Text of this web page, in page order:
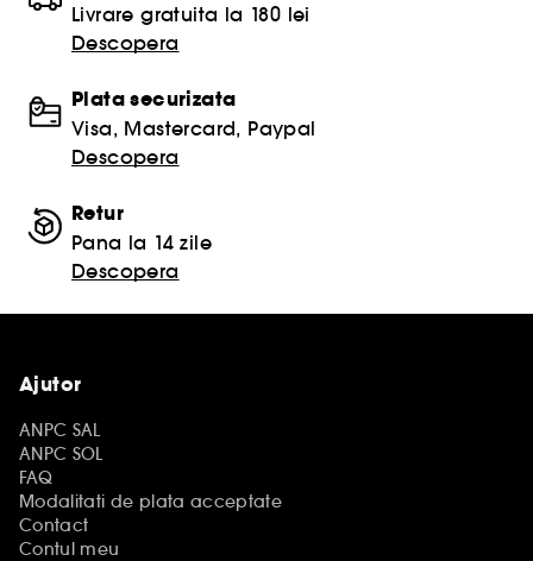
Livrare gratuita la 180 lei
Descopera
Plata securizata
Visa, Mastercard, Paypal
Descopera
Retur
Pana la 14 zile
Descopera
Ajutor
ANPC SAL
ANPC SOL
FAQ
Modalitati de plata acceptate
Contact
Contul meu